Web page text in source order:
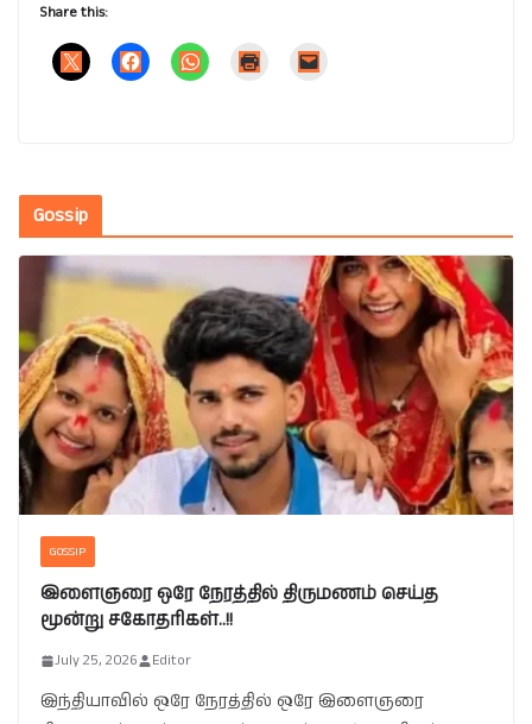
Share this:
Gossip
GOSSIP
இளைஞரை ஒரே நேரத்தில் திருமணம் செய்த
மூன்று சகோதரிகள்..!!
July 25, 2026 Editor
இந்தியாவில் ஒரே நேரத்தில் ஒரே இளைஞரை